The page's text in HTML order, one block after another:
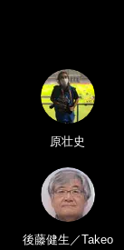
原壮史
後藤健生／Takeo